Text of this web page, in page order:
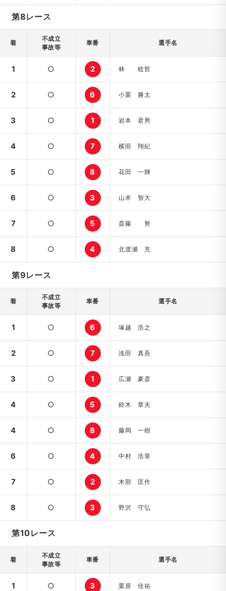
第8レース
着
不成立
事故等
車番 選手名
1 ○ 2 林 稔哲
2 ○ 6 小栗 勝太
3 ○ 1 岩本 君男
4 ○ 7 横田 翔紀
5 ○ 8 花田 一輝
6 ○ 3 山本 智大
7 ○ 5 斎藤 努
8 ○ 4 北渡瀬 充
第9レース
着
不成立
事故等
車番 選手名
1 ○ 6 塚越 浩之
2 ○ 7 浅田 真吾
3 ○ 1 広瀬 豪彦
4 ○ 5 鈴木 章夫
4 ○ 8 藤岡 一樹
6 ○ 4 中村 浩章
7 ○ 2 木部 匡作
8 ○ 3 野沢 守弘
第10レース
着
不成立
事故等
車番 選手名
1 ○ 3 栗原 佳祐